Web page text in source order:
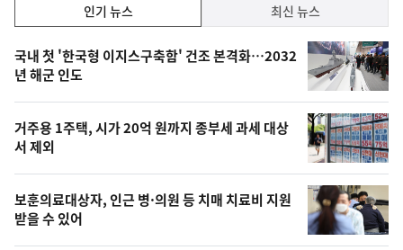
기,
최
신,
오
늘
의
영
상
인기 뉴스 최신 뉴스
기
뉴
스
국내 첫 '한국형 이지스구축함' 건조 본격화…2032
년 해군 인도
거주용 1주택, 시가 20억 원까지 종부세 과세 대상
서 제외
보훈의료대상자, 인근 병·의원 등 치매 치료비 지원
받을 수 있어